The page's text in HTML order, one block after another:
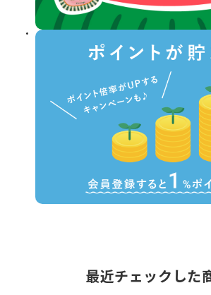
最近チェックした